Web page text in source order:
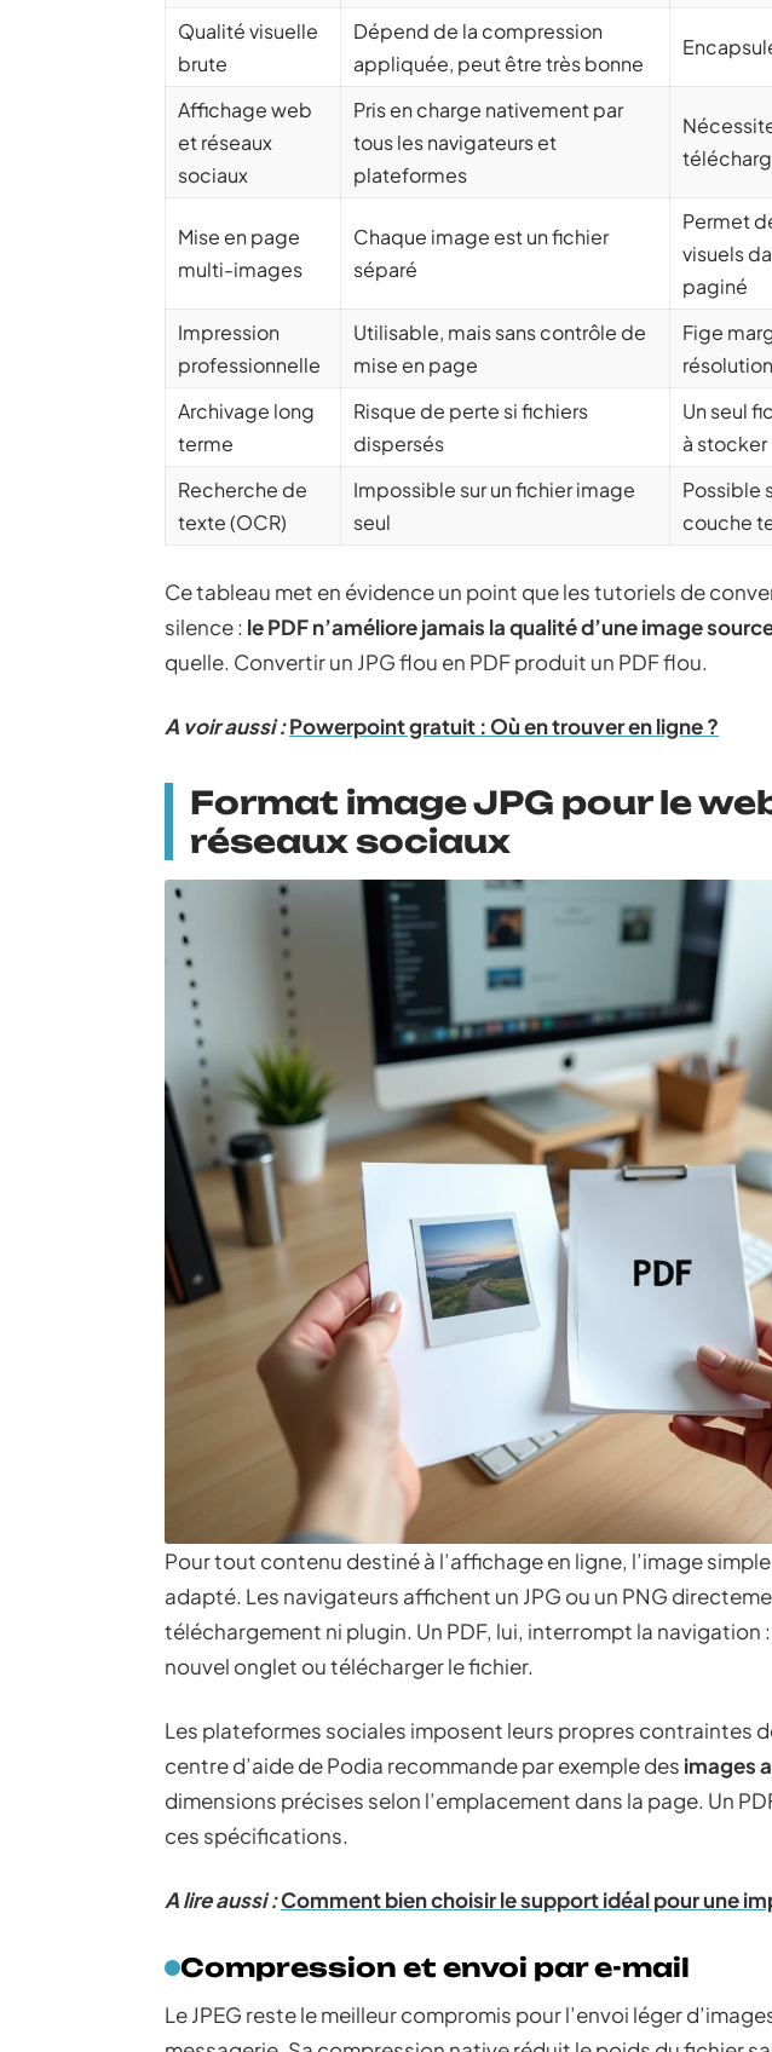
Qualité visuelle
brute
Dépend de la compression
appliquée, peut être très bonne
Affichage web
et réseaux
sociaux
Pris en charge nativement par
tous les navigateurs et
plateformes
Mise en page
multi-images
Chaque image est un fichier
séparé
Permet
visuels
paginé
Impression
professionnelle
Utilisable, mais sans contrôle de
mise en page
Fige
Archivage long
terme
Risque de perte si fichiers
dispersés
Un seul
à stocker
Recherche de
texte (OCR)
Impossible sur un fichier image
seul
Possible
couche
Ce tableau met en évidence un point que les tutoriels de
silence : le PDF n’améliore jamais la qualité d’une image
quelle. Convertir un JPG flou en PDF produit un PDF flou.
A voir aussi :Powerpoint gratuit : Où en trouver en ligne ?
Format image JPG pour le
réseaux sociaux
Pour tout contenu destiné à l’affichage en ligne, l’image
adapté. Les navigateurs affichent un JPG ou un PNG
téléchargement ni plugin. Un PDF, lui, interrompt la navigation
nouvel onglet ou télécharger le fichier.
Les plateformes sociales imposent leurs propres contraintes
centre d’aide de Podia recommande par exemple des images
dimensions précises selon l’emplacement dans la page. Un
ces spécifications.
A lire aussi :Comment bien choisir le support idéal pour une
Compression et envoi par e-mail
Le JPEG reste le meilleur compromis pour l’envoi léger